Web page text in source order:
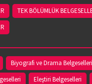
TEK BÖLÜMLÜK
Biyografi ve Drama Belgeselleri
Eleştiri Belgeselleri